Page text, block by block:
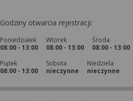
Godziny otwarcia rejestracji:
Poniedziałek
08:00 - 13:00
Wtorek
08:00 - 13:00
Środa
08:00 - 13:00
Piątek
08:00 - 13:00
Sobota
nieczynne
Niedziela
nieczynne